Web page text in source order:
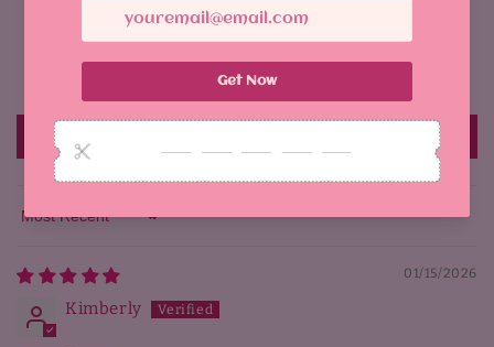
0
Sort by
01/15/2026
Kimberly